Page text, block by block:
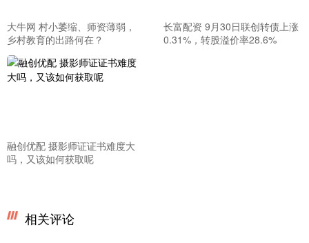
大牛网 村小萎缩、师资薄弱，
乡村教育的出路何在？
长富配资 9月30日联创转债上涨
0.31%，转股溢价率28.6%
融创优配 摄影师证证书难度大
吗，又该如何获取呢
相关评论